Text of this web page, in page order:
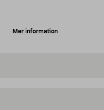
Mer information